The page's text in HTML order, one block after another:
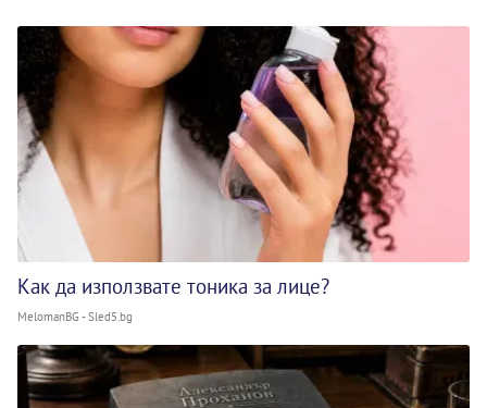
Как да използвате тоника за лице?
MelomanBG - Sled5.bg